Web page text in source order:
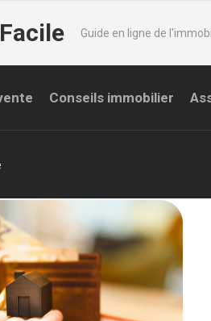
Guide en ligne de
Conseils immobilier